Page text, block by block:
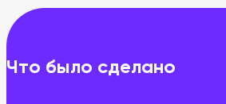
Что было сделано